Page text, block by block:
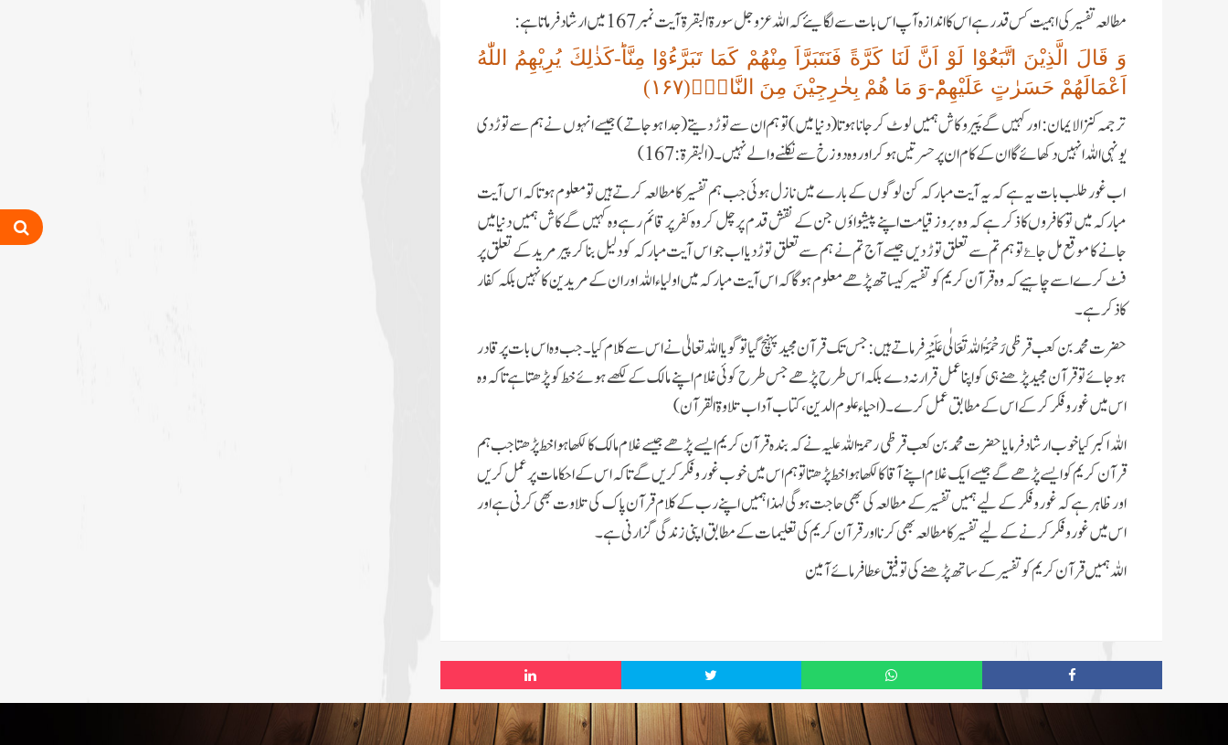
مطالعہ تفسیر کی اہمیت کس قدر ہے اس کا اندازہ آپ اس بات سے لگایئے کہ اللہ عزوجل سورۃ البقرۃ آیت نمبر 167 میں ارشاد فرماتا ہے :
وَ قَالَ الَّذِیْنَ اتَّبَعُوْا لَوْ اَنَّ لَنَا كَرَّةً فَنَتَبَرَّاَ مِنْهُمْ كَمَا تَبَرَّءُوْا مِنَّاؕ-كَذٰلِكَ یُرِیْهِمُ اللّٰهُ
اَعْمَالَهُمْ حَسَرٰتٍ عَلَیْهِمْؕ-وَ مَا هُمْ بِخٰرِجِیْنَ مِنَ النَّارِ۠(۱۶۷)
ترجمہ کنزالایمان: اور کہیں گے پَیرو کاش ہمیں لوٹ کر جانا ہوتا (دنیا میں) تو ہم ان سے توڑ دیتے(جدا ہو جاتے) جیسے انہوں نے ہم سے توڑدی
یونہی اللہ انہیں دکھائے گا ان کے کام ان پر حسرتیں ہوکراور وہ دوزخ سے نکلنے والے نہیں ۔ (البقرۃ:167)
اب غور طلب بات یہ ہے کہ یہ آیت مبارکہ کن لوگوں کے بارے میں نازل ہوئی جب ہم تفسیر کا مطالعہ کرتے ہیں تو معلوم ہوتا کہ اس آیت
مبارکہ میں تو کافروں کا ذکر ہے کہ وہ بروز قیامت اپنے پیشواؤں جن کے نقش قدم پر چل کر وہ کفر پر قائم رہے وہ کہیں گے کاش ہمیں دنیا میں
جانے کا موقع مل جاۓتو ہم تم سے تعلق توڑ دیں جیسے آج تم نے ہم سے تعلق توڑ دیا اب جو اس آیت مبارکہ کو دلیل بنا کر پیر مرید کے تعلق پر
فٹ کرے اسے چاہیے کہ وہ قرآن کریم کو تفسیر کیساتھ پڑھے معلوم ہوگا کہ اس آیت مبارکہ میں اولیاء اللہ اور ان کے مریدین کا نہیں بلکہ کفار
کا ذکر ہے ۔
حضرت محمد بن کعب قرظی رَحْمَۃُ اللہ تَعَالٰی عَلَیْہِ فرماتے ہیں : جس تک قرآن مجید پہنچ گیا تو گویا اللہ تعالیٰ نے اس سے کلام کیا ۔ جب وہ ا س بات پر قادر
ہو جائے تو قرآن مجید پڑھنے ہی کو اپنا عمل قرار نہ دے بلکہ اس طرح پڑھے جس طرح کوئی غلام اپنے مالک کے لکھے ہوئے خط کو پڑھتا ہے تاکہ وہ
اس میں غور وفکر کر کے اس کے مطابق عمل کرے ۔ (احیاء علوم الدین، کتاب آداب تلاوۃ القرآن)
اللہ اکبر کیا خوب ارشاد فرمایا حضرت محمد بن کعب قرظی رحمۃ اللہ علیہ نے کہ بندہ قرآن کریم ایسے پڑھے جیسے غلام مالک کا لکھا ہوا خط پڑھتا جب ہم
قرآن کریم کو ایسے پڑھے گے جیسے ایک غلام اپنے آقا کا لکھا ہوا خط پڑھتا تو ہم اس میں خوب غور و فکر کریں گے تاکہ اس کے احکامات پر عمل کریں
اور ظاہر ہے کہ غور و فکر کے لیے ہمیں تفسیر کے مطالعہ کی بھی حاجت ہوگی لہذا ہمیں اپنے رب کے کلام قرآن پاک کی تلاوت بھی کرنی ہے اور
اس میں غور و فکر کرنے کے لیے تفسیر کا مطالعہ بھی کرنا اور قرآن کریم کی تعلیمات کے مطابق اپنی زندگی گزارنی ہے ۔
اللہ ہمیں قرآن کریم کو تفسیر کے ساتھ پڑھنے کی توفیق عطا فرمائے آمین